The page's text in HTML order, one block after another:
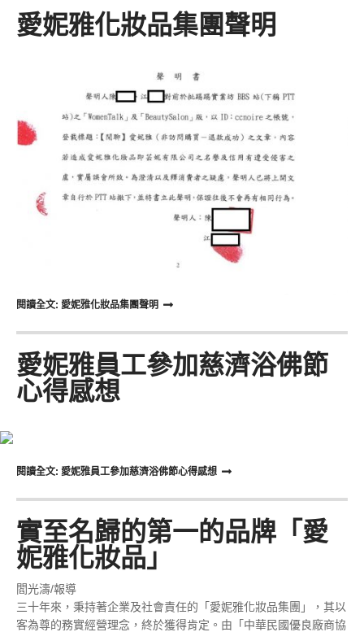
愛妮雅化妝品集團聲明
閱讀全文: 愛妮雅化妝品集團聲明
愛妮雅員工參加慈濟浴佛節
心得感想
閱讀全文: 愛妮雅員工參加慈濟浴佛節心得感想
實至名歸的第一的品牌「愛
妮雅化妝品」
閻光濤/報導
三十年來，秉持著企業及社會責任的「愛妮雅化妝品集團」，其以
客為尊的務實經營理念，終於獲得肯定。由「中華民國優良廠商協